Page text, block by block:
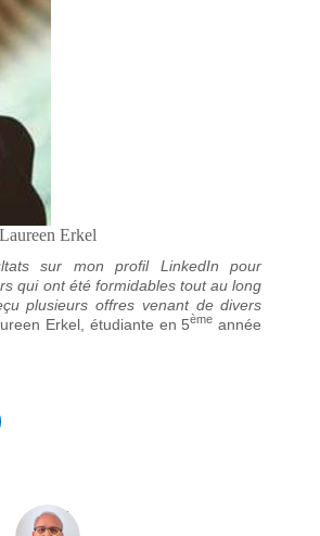
Laureen Erkel
sur mon profil LinkedIn pour
qui ont été formidables tout au long
plusieurs offres venant de divers
Erkel, étudiante en 5ème année